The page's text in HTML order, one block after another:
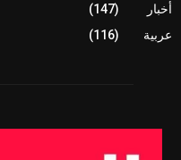
أخبار
(147)
عربية
(116)